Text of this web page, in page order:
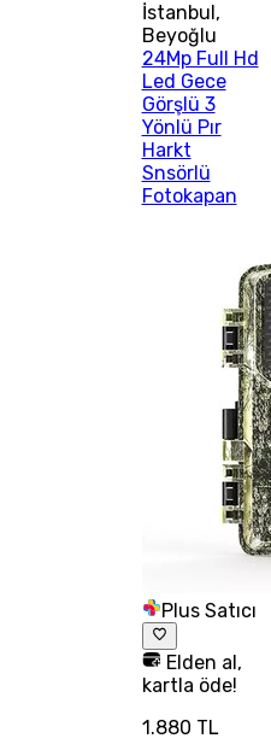
İstanbul ,
Beyoğlu
24Mp Full Hd
Led Gece
Görşlü 3
Yönlü Pır
Harkt
Snsörlü
Fotokapan
Plus Satıcı
Elden al,
kartla öde!
1.880 TL